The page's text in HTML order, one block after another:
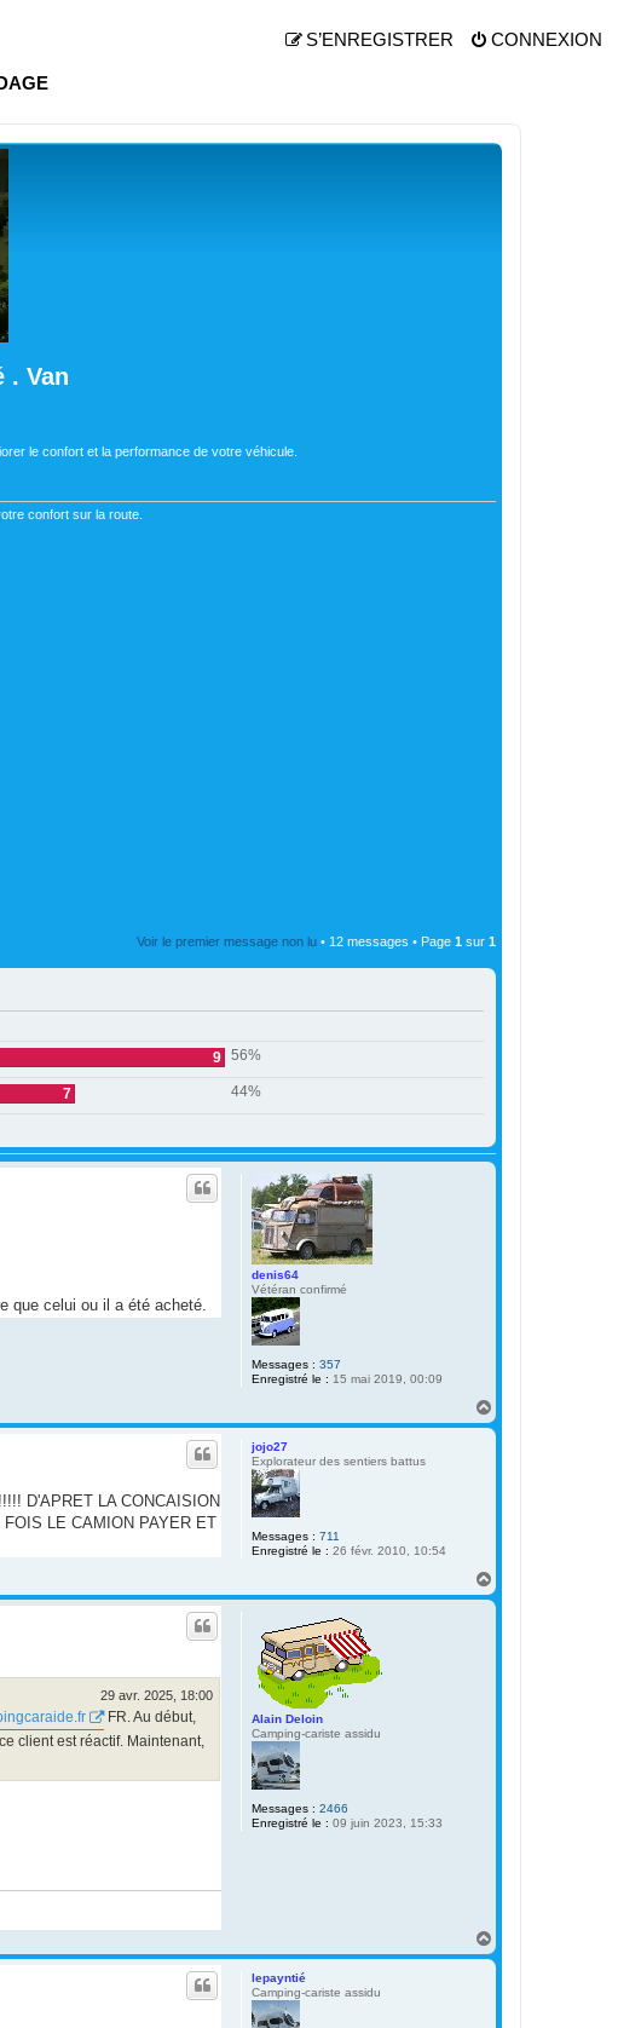
CONNEXION
S’ENREGISTRER
. Van
le confort et la performance de votre véhicule.
confort sur la route.
Voir le premier message non lu • 12 messages • Page 1 sur 1
9 56%
7 44%
denis64
Vétéran confirmé
Messages : 357
Enregistré le : 15 mai 2019, 00:09
que celui ou il a été acheté.
a
u
jojo27
Explorateur des sentiers battus
Messages : 711
Enregistré le : 26 févr. 2010, 10:54
D'APRET LA CONCAISION
LE CAMION PAYER ET
a
u
Alain Deloin
Camping-cariste assidu
Messages : 2466
Enregistré le : 09 juin 2023, 15:33
29 avr. 2025, 18:00
FR. Au début,
client est réactif. Maintenant,
a
u
lepayntié
Camping-cariste assidu